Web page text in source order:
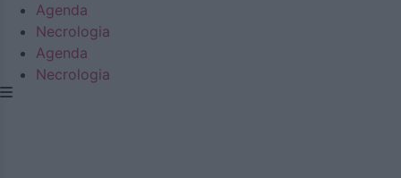
Agenda
Necrologia
Agenda
Necrologia